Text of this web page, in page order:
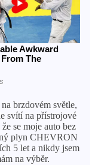
brzdovém světle,
svítí na přístrojové
se moje auto bez
plyn CHEVRON
5 let a nikdy jsem
na výběr.